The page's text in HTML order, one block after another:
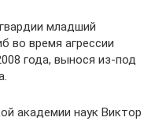
младший
во время агрессии
года, вынося из-под
академии наук Виктор